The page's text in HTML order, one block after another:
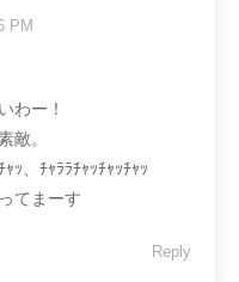
PM
わー！
敵。
ｯ、ﾁｬﾗﾗﾁｬｯﾁｬｯﾁｬｯ
てまーす
Reply